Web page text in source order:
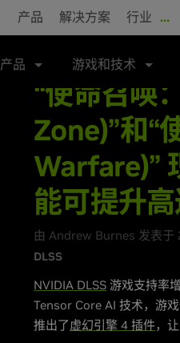
产品 解决方案 行业 …
产品 游戏和技术
“使命召唤
Zone)”和“
Warfare)”
能可提升
由 Andrew Burnes 发表于
DLSS
NVIDIA DLSS 游戏支持率
Tensor Core AI 技术，游
推出了虚幻引擎 4 插件，